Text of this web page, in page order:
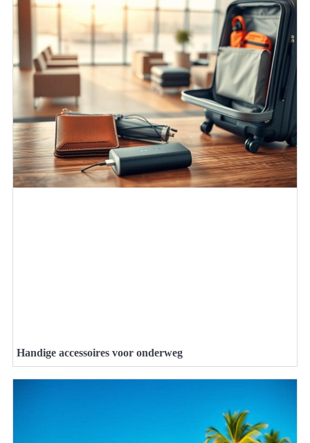
Handige accessoires voor onderweg